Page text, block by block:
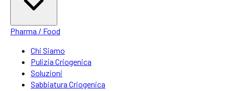
Pharma / Food
Chi Siamo
Pulizia Criogenica
Soluzioni
Sabbiatura Criogenica